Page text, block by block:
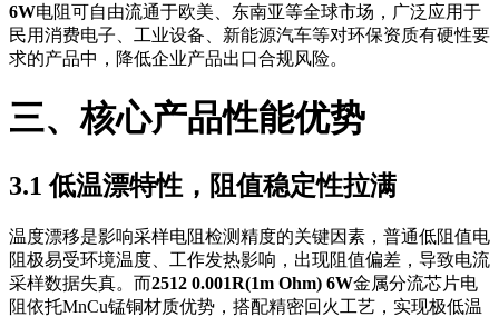
6W电阻可自由流通于欧美、东南亚等全球市场，广泛应用于
民用消费电子、工业设备、新能源汽车等对环保资质有硬性要
求的产品中，降低企业产品出口合规风险。
三、核心产品性能优势
3.1 低温漂特性，阻值稳定性拉满
温度漂移是影响采样电阻检测精度的关键因素，普通低阻值电
阻极易受环境温度、工作发热影响，出现阻值偏差，导致电流
采样数据失真。而2512 0.001R(1m Ohm) 6W金属分流芯片电
阻依托MnCu锰铜材质优势，搭配精密回火工艺，实现极低温